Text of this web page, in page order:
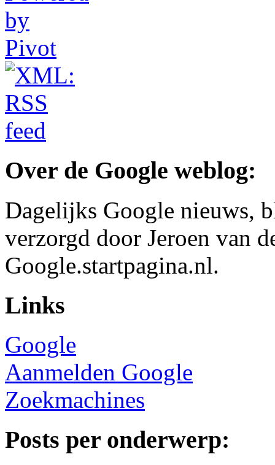
Over de Google weblog:
Dagelijks Google nieuws,
verzorgd door Jeroen van
Google.startpagina.nl.
Links
Google
Aanmelden Google
Zoekmachines
Posts per onderwerp: